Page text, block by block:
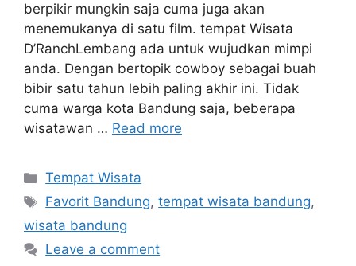
berpikir mungkin saja cuma juga akan
menemukanya di satu film. tempat Wisata
D’RanchLembang ada untuk wujudkan mimpi
anda. Dengan bertopik cowboy sebagai buah
bibir satu tahun lebih paling akhir ini. Tidak
cuma warga kota Bandung saja, beberapa
wisatawan … Read more
Categories
Tempat Wisata
Tags
Favorit Bandung,tempat wisata bandung,
wisata bandung
Leave a comment